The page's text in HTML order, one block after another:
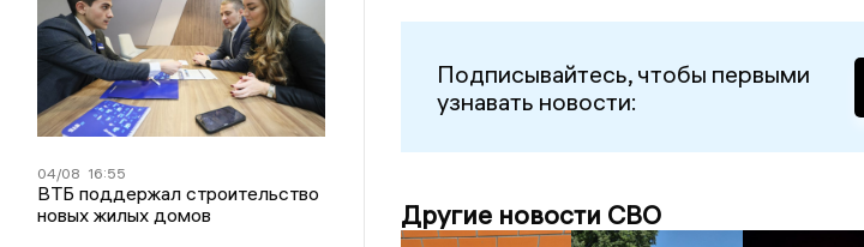
04/08 16:55
ВТБ поддержал строительство
новых жилых домов
Подписывайтесь, чтобы первыми
узнавать новости:
Другие новости СВО